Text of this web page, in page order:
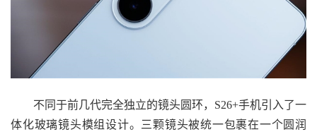
不同于前几代完全独立的镜头圆环，S26+手机引入了一
体化玻璃镜头模组设计。三颗镜头被统一包裹在一个圆润